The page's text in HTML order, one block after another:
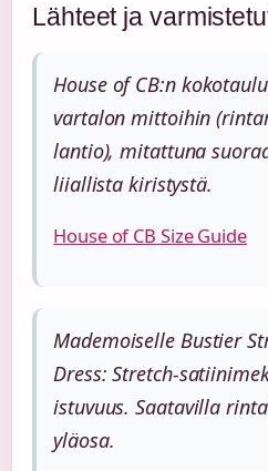
Lähteet ja
House of CB:n
vartalon mittoihin
lantio), mitattuna
liiallista kiristystä.
House of CB Size Guide
Mademoiselle Bustier
Dress: Stretch-
istuvuus. Saatavilla
yläosa.